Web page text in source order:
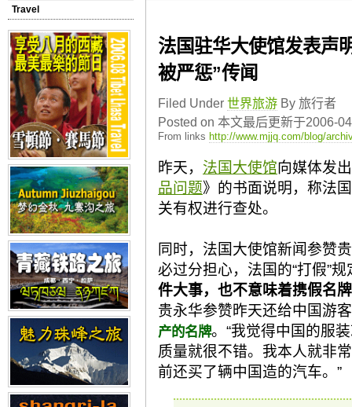
法国驻华大使馆发表声
被严惩”传闻
Filed Under 世界旅游 By 旅行者
Posted on 本文最后更新于2006-
From links http://www.mjjq.com/blog/
昨天， 法国大使馆向媒体发
品问题》的书面说明，称法
关有权进行查处。
同时，法国大使馆新闻参赞
必过分担心，法国的“打假”
件大事，也不意味着携假名
贵永华参赞昨天还给中国游
产的名牌。“我觉得中国的服
质量就很不错。我本人就非
前还买了辆中国造的汽车。”
Travel